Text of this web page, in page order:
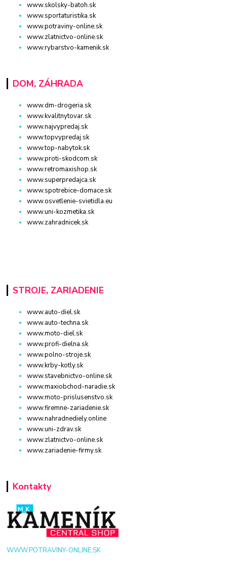
www.skolsky-batoh.sk
www.sportaturistika.sk
www.potraviny-online.sk
www.zlatnictvo-online.sk
www.rybarstvo-kamenik.sk
DOM, ZÁHRADA
www.dm-drogeria.sk
www.kvalitnytovar.sk
www.najvypredaj.sk
www.topvypredaj.sk
www.top-nabytok.sk
www.proti-skodcom.sk
www.retromaxishop.sk
www.superpredajca.sk
www.spotrebice-domace.sk
www.osvetlenie-svietidla.eu
www.uni-kozmetika.sk
www.zahradnicek.sk
STROJE, ZARIADENIE
www.auto-diel.sk
www.auto-techna.sk
www.moto-diel.sk
www.profi-dielna.sk
www.polno-stroje.sk
www.krby-kotly.sk
www.stavebnictvo-online.sk
www.maxiobchod-naradie.sk
www.moto-prislusenstvo.sk
www.firemne-zariadenie.sk
www.nahradnediely.online
www.uni-zdrav.sk
www.zlatnictvo-online.sk
www.zariadenie-firmy.sk
Kontakty
WWW.POTRAVINY-ONLINE.SK